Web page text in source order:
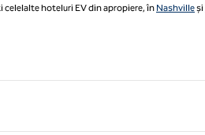
hoteluri EV din apropiere, în Nashvilleși